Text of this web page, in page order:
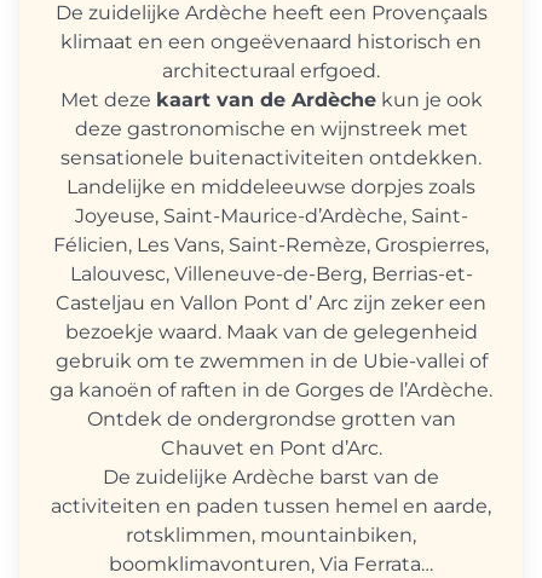
De zuidelijke Ardèche heeft een Provençaals
klimaat en een ongeëvenaard historisch en
architecturaal erfgoed.
Met deze kaart van de Ardèchekun je ook
deze gastronomische en wijnstreek met
sensationele buitenactiviteiten ontdekken.
Landelijke en middeleeuwse dorpjes zoals
Joyeuse, Saint-Maurice-d’Ardèche, Saint-
Félicien, Les Vans, Saint-Remèze, Grospierres,
Lalouvesc, Villeneuve-de-Berg, Berrias-et-
Casteljau en Vallon Pont d’ Arc zijn zeker een
bezoekje waard. Maak van de gelegenheid
gebruik om te zwemmen in de Ubie-vallei of
ga kanoën of raften in de Gorges de l’Ardèche.
Ontdek de ondergrondse grotten van
Chauvet en Pont d’Arc.
De zuidelijke Ardèche barst van de
activiteiten en paden tussen hemel en aarde,
rotsklimmen, mountainbiken,
boomklimavonturen, Via Ferrata…